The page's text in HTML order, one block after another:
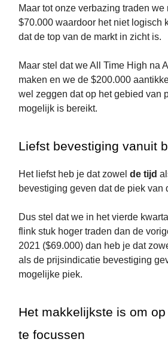
Maar tot onze verbazing traden we
$70.000 waardoor het niet logisch
dat de top van de markt in zicht is.
Maar stel dat we All Time High na
maken en we de $200.000
wel zeggen dat op het gebied van
mogelijk is bereikt.
Liefst bevestiging vanuit
Het liefst heb je dat zowel de tijd
bevestiging geven dat de piek van
Dus stel dat we in het vierde
flink stuk hoger traden dan de
2021 ($69.000) dan heb je dat
als de prijsindicatie bevestiging
mogelijke piek.
Het makkelijkste is om
te focussen